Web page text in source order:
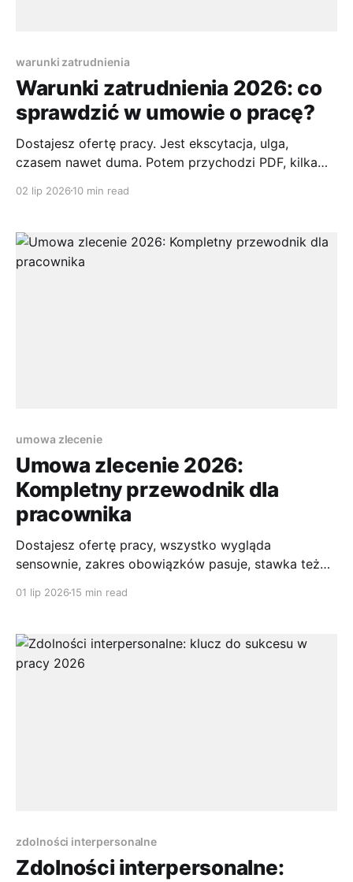
warunki zatrudnienia
Warunki zatrudnienia 2026: co
sprawdzić w umowie o pracę?
Dostajesz ofertę pracy. Jest ekscytacja, ulga,
czasem nawet duma. Potem przychodzi PDF, kilka
Właśnie wtedy większość kandydatów popełnia błąd.
a resztę traktuje jak formalność. To zły odruch.
Warunki zatrudnienia decydują o tym, jak będzie
02 lip 2026 10 min read
umowa zlecenie
Umowa zlecenie 2026:
Kompletny przewodnik dla
pracownika
Dostajesz ofertę pracy, wszystko wygląda
sensownie, zakres obowiązków pasuje, stawka też
współpracy: umowa zlecenie. I nagle zaczynają się
ZUS? Czy możesz iść na L4? Czy taka oferta to
dobry start, czy raczej pułapka?
01 lip 2026 15 min read
zdolności interpersonalne
Zdolności interpersonalne: